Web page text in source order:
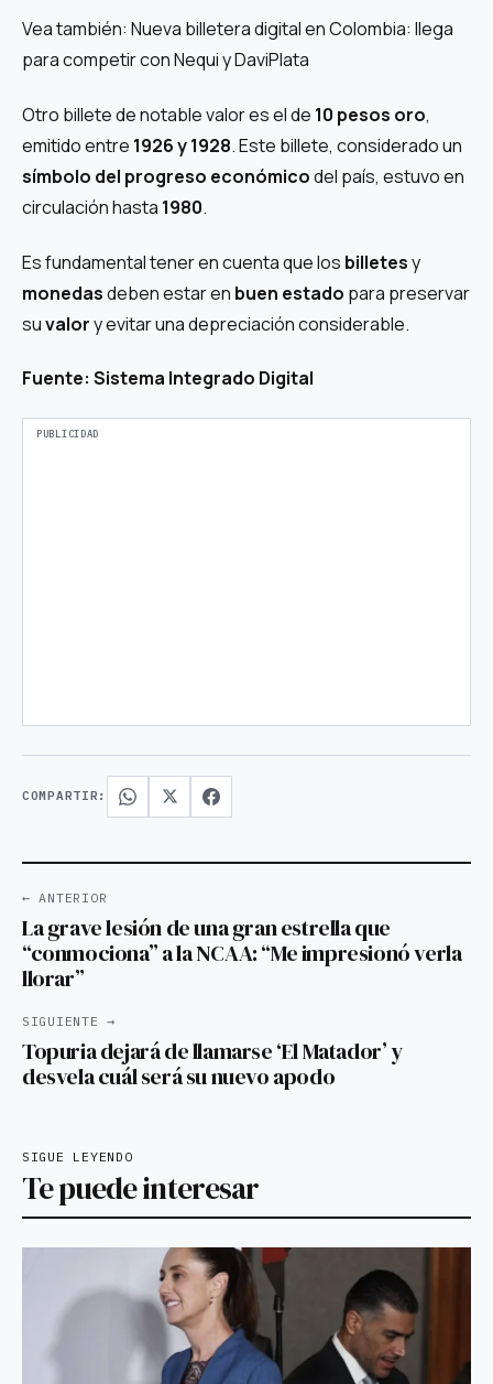
Vea también: Nueva billetera digital en Colombia: llega
para competir con Nequi y DaviPlata
Otro billete de notable valor es el de 10 pesos oro,
emitido entre 1926 y 1928. Este billete, considerado un
símbolo del progreso económicodel país, estuvo en
circulación hasta 1980.
Es fundamental tener en cuenta que los billetesy
monedasdeben estar en buen estado para preservar
suvalory evitar una depreciación considerable.
Fuente: Sistema Integrado Digital
COMPARTIR:
← ANTERIOR
La grave lesión de una gran estrella que
“conmociona” a la NCAA: “Me impresionó verla
llorar”
SIGUIENTE →
Topuria dejará de llamarse ‘El Matador’ y
desvela cuál será su nuevo apodo
SIGUE LEYENDO
Te puede interesar